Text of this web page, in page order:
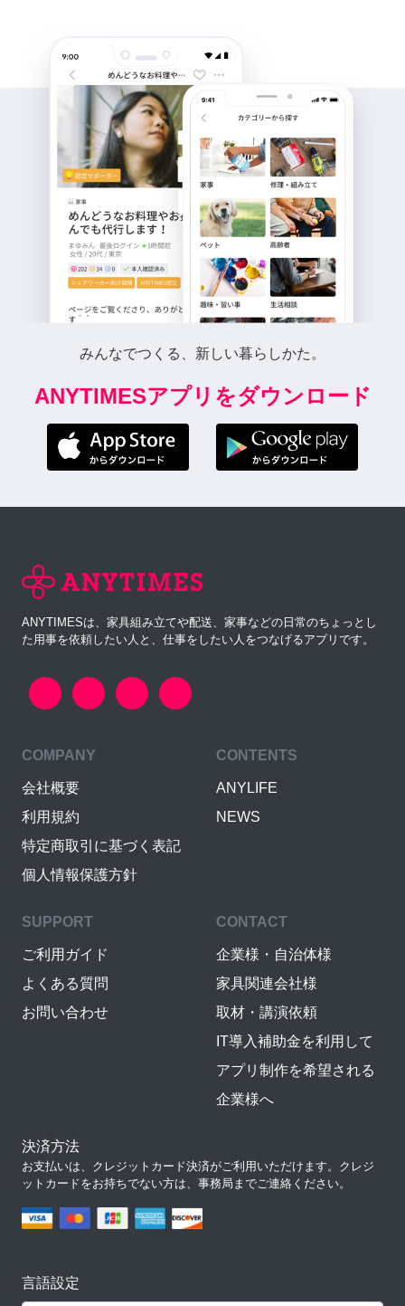
みんなでつくる、新しい暮らしかた。
ANYTIMESアプリをダウンロード
ANYTIMESは、家具組み立てや配送、家事などの日常のちょっとし
た用事を依頼したい人と、仕事をしたい人をつなげるアプリです。
COMPANY
会社概要
利用規約
特定商取引に基づく表記
個人情報保護方針
CONTENTS
ANYLIFE
NEWS
SUPPORT
ご利用ガイド
よくある質問
お問い合わせ
CONTACT
企業様・自治体様
家具関連会社様
取材・講演依頼
IT導入補助金を利用して
アプリ制作を希望される
企業様へ
決済方法
お支払いは、クレジットカード決済がご利用いただけます。クレジ
ットカードをお持ちでない方は、事務局までご連絡ください。
言語設定